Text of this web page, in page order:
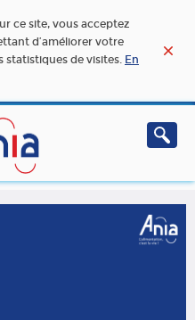
ce site, vous acceptez
d’améliorer votre
statistiques de visites. En